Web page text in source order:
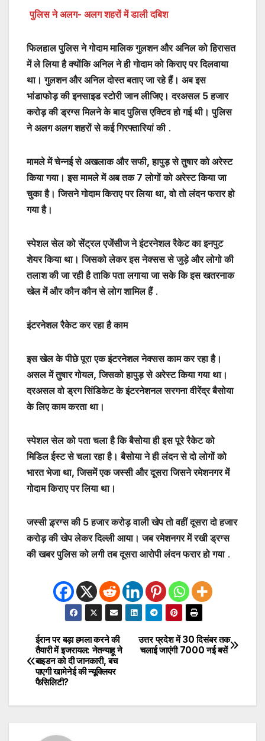
पुलिस ने अलग- अलग शहरों में डाली दबिश
फिलहाल पुलिस ने गोदाम मालिक गुलशन और अनिल को हिरासत
में ले लिया है क्योंकि अनिल ने ही गोदाम को किराए पर दिलवाया
था। गुलशन और अनिल दोस्त बताए जा रहे हैं। अब इस
भांडाफोड़ की इनसाइड स्टोरी जान लीजिए। दरअसल 5 हजार
करोड़ की ड्रग्स मिलने के बाद पुलिस एक्टिव हो गई थी। पुलिस
ने अलग अलग शहरों से कई गिरफ्तारियां की.
मामले में चेन्नई से अखलाक और सफी, हापुड़ से तुषार को अरेस्ट
किया गया। इस मामले में अब तक 7 लोगों को अरेस्ट किया जा
चुका है। जिसने गोदाम किराए पर लिया था, वो तो लंदन फरार हो
गया है।
स्पेशल सेल को सेंट्रल एजेंसीज ने इंटरनेशल रैकेट का इनपुट
शेयर किया था। जिसको लेकर इस नेक्सस से जुड़े और लोगो की
तलाश की जा रही है ताकि पता लगाया जा सके कि इस खतरनाक
खेल में और कौन कौन से लोग शामिल हैं.
इंटरनेशल रैकेट कर रहा है काम
इस खेल के पीछे पूरा एक इंटरनेशल नेक्सस काम कर रहा है।
असल में तुषार गोयल, जिसको हापुड़ से अरेस्ट किया गया था।
दरअसल वो ड्रग सिंडिकेट के इंटरनेशनल सरगना वीरेंद्र बैसोया
के लिए काम करता था।
स्पेशल सेल को पता चला है कि बैसोया ही इस पूरे रैकेट को
मिडिल ईस्ट से चला रहा है। बैसोया ने ही लंदन से दो लोगों को
भारत भेजा था, जिसमें एक जस्सी और दूसरा जिसने रमेशनगर में
गोदाम किराए पर लिया था।
जस्सी ड़्रग्स की 5 हजार करोड़ वाली खेप तो वहीं दूसरा दो हजार
करोड़ की खेप लेकर दिल्ली आया। जब रमेशनगर में रखी ड्रग्स
की खबर पुलिस को लगी तब दूसरा आरोपी लंदन फरार हो गया.
Post
navigation
उत्तर प्रदेश में 30 दिसंबर तक
चलाई जाएंगी 7000 नई बसें
ईरान पर बड़ा हमला करने की
तैयारी में इजरायल: नेतन्याहू ने
बाइडन को दी जानकारी, बच
पाएगी खामेनेई की न्यूक्लियर
फैसिलिटी?